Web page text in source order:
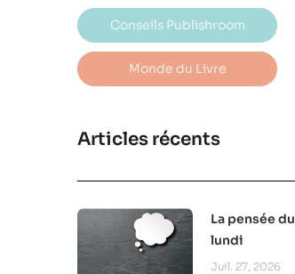
Conseils Publishroom
Monde du Livre
Articles récents
La pensée du
lundi
Juil. 27, 2026